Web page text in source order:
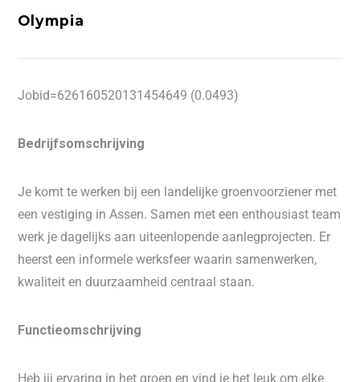
Olympia
Jobid=626160520131454649 (0.0493)
Bedrijfsomschrijving
Je komt te werken bij een landelijke groenvoorziener met
een vestiging in Assen. Samen met een enthousiast team
werk je dagelijks aan uiteenlopende aanlegprojecten. Er
heerst een informele werksfeer waarin samenwerken,
kwaliteit en duurzaamheid centraal staan.
Functieomschrijving
Heb jij ervaring in het groen en vind je het leuk om elke